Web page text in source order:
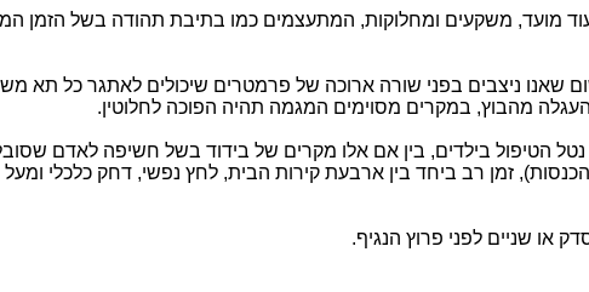
משקעים ומחלוקות, המתעצמים כמו בתיבת תהודה בשל הזמן
שאנו ניצבים בפני שורה ארוכה של פרמטרים שיכולים לאתגר כל תא
מהבוץ, במקרים מסוימים המגמה תהיה הפוכה לחלוטין.
הטיפול בילדים, בין אם אלו מקרים של בידוד בשל חשיפה לאדם
זמן רב ביחד בין ארבעת קירות הבית, לחץ נפשי, דחק כלכלי ומעל
או שניים לפני פרוץ הנגיף.